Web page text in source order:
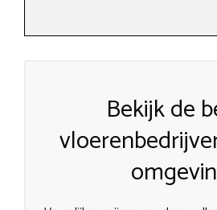
Bekijk de